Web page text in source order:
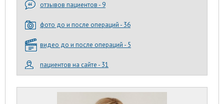
отзывов пациентов - 9
фото до и после операций - 36
видео до и после операций - 5
пациентов на сайте - 31